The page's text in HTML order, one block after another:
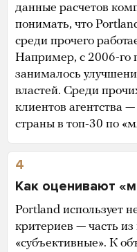
данные расчетов
понимать, что
среди прочего
Например, с 2006-го
занималось
властей. Среди
клиентов агентства —
страны в топ-30 по
4
Как оценивают
Portland использует
критериев — часть
«субъективные». К